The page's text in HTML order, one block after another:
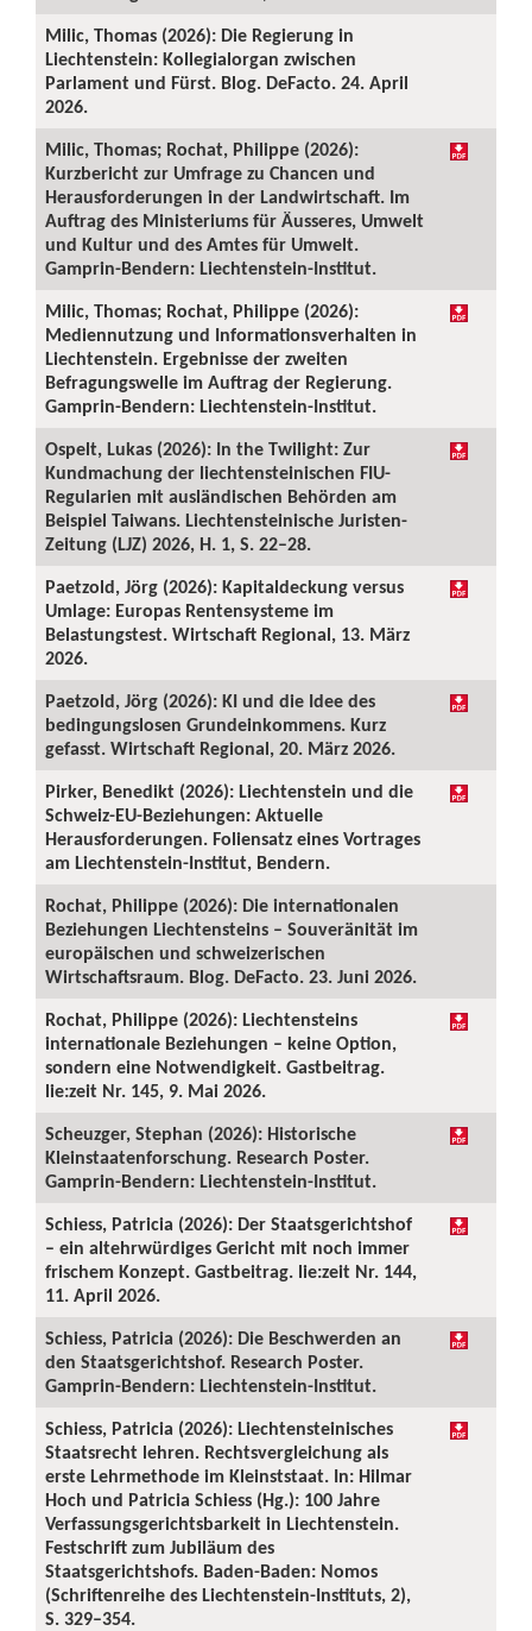
Milic, Thomas (2026): Die Regierung in
Liechtenstein: Kollegialorgan zwischen
Parlament und Fürst. Blog. DeFacto. 24. April
2026.
Milic, Thomas; Rochat, Philippe (2026):
Kurzbericht zur Umfrage zu Chancen und
Herausforderungen in der Landwirtschaft. Im
Auftrag des Ministeriums für Äusseres, Umwelt
und Kultur und des Amtes für Umwelt.
Gamprin-Bendern: Liechtenstein-Institut.
Milic, Thomas; Rochat, Philippe (2026):
Mediennutzung und Informationsverhalten in
Liechtenstein. Ergebnisse der zweiten
Befragungswelle im Auftrag der Regierung.
Gamprin-Bendern: Liechtenstein-Institut.
Ospelt, Lukas (2026): In the Twilight: Zur
Kundmachung der liechtensteinischen FIU-
Regularien mit ausländischen Behörden am
Beispiel Taiwans. Liechtensteinische Juristen-
Zeitung (LJZ) 2026, H. 1, S. 22–28.
Paetzold, Jörg (2026): Kapitaldeckung versus
Umlage: Europas Rentensysteme im
Belastungstest. Wirtschaft Regional, 13. März
2026.
Paetzold, Jörg (2026): KI und die Idee des
bedingungslosen Grundeinkommens. Kurz
gefasst. Wirtschaft Regional, 20. März 2026.
Pirker, Benedikt (2026): Liechtenstein und die
Schweiz-EU-Beziehungen: Aktuelle
Herausforderungen. Foliensatz eines Vortrages
am Liechtenstein-Institut, Bendern.
Rochat, Philippe (2026): Die internationalen
Beziehungen Liechtensteins – Souveränität im
europäischen und schweizerischen
Wirtschaftsraum. Blog. DeFacto. 23. Juni 2026.
Rochat, Philippe (2026): Liechtensteins
internationale Beziehungen – keine Option,
sondern eine Notwendigkeit. Gastbeitrag.
lie:zeit Nr. 145, 9. Mai 2026.
Scheuzger, Stephan (2026): Historische
Kleinstaatenforschung. Research Poster.
Gamprin-Bendern: Liechtenstein-Institut.
Schiess, Patricia (2026): Der Staatsgerichtshof
– ein altehrwürdiges Gericht mit noch immer
frischem Konzept. Gastbeitrag. lie:zeit Nr. 144,
11. April 2026.
Schiess, Patricia (2026): Die Beschwerden an
den Staatsgerichtshof. Research Poster.
Gamprin-Bendern: Liechtenstein-Institut.
Schiess, Patricia (2026): Liechtensteinisches
Staatsrecht lehren. Rechtsvergleichung als
erste Lehrmethode im Kleinststaat. In: Hilmar
Hoch und Patricia Schiess (Hg.): 100 Jahre
Verfassungsgerichtsbarkeit in Liechtenstein.
Festschrift zum Jubiläum des
Staatsgerichtshofs. Baden-Baden: Nomos
(Schriftenreihe des Liechtenstein-Instituts, 2),
S. 329–354.